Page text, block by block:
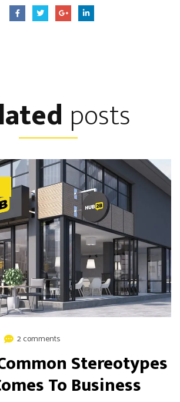
posts
2 comments
Stereotypes
To Business